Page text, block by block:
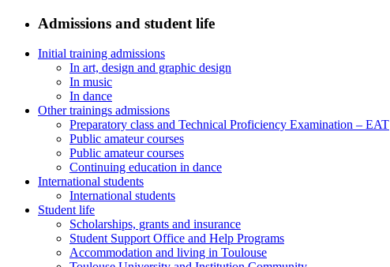
Admissions and student life
Initial training admissions
In art, design and graphic design
In music
In dance
Other trainings admissions
Preparatory class and Technical Proficiency Examination – EAT
Public amateur courses
Public amateur courses
Continuing education in dance
International students
International students
Student life
Scholarships, grants and insurance
Student Support Office and Help Programs
Accommodation and living in Toulouse